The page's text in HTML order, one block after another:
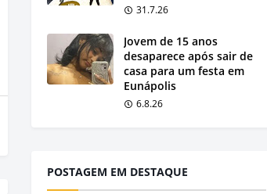
31.7.26
Jovem de 15 anos
desaparece após sair de
casa para um festa em
Eunápolis
6.8.26
POSTAGEM EM DESTAQUE